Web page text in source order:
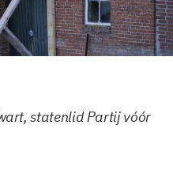
statenlid Partij vóór